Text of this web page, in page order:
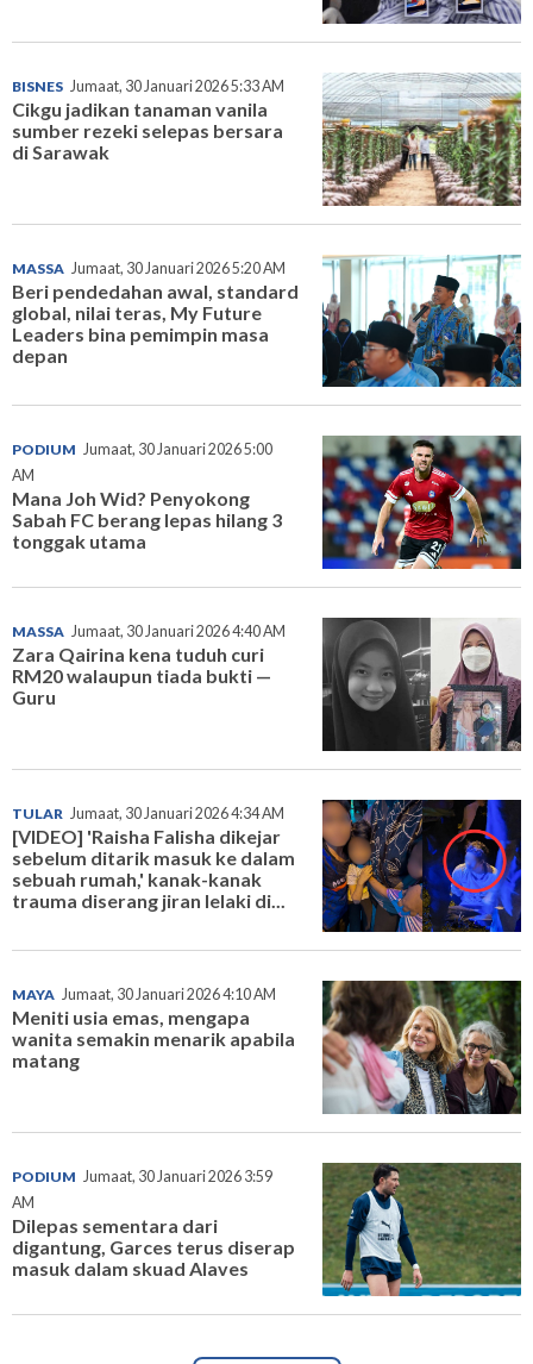
BISNES Jumaat, 30 Januari 2026 5:33 AM
Cikgu jadikan tanaman vanila
sumber rezeki selepas bersara
di Sarawak
MASSA Jumaat, 30 Januari 2026 5:20 AM
Beri pendedahan awal, standard
global, nilai teras, My Future
Leaders bina pemimpin masa
depan
PODIUM Jumaat, 30 Januari 2026 5:00
AM
Mana Joh Wid? Penyokong
Sabah FC berang lepas hilang 3
tonggak utama
MASSA Jumaat, 30 Januari 2026 4:40 AM
Zara Qairina kena tuduh curi
RM20 walaupun tiada bukti —
Guru
TULAR Jumaat, 30 Januari 2026 4:34 AM
[VIDEO] 'Raisha Falisha dikejar
sebelum ditarik masuk ke dalam
sebuah rumah,' kanak-kanak
trauma diserang jiran lelaki di...
MAYA Jumaat, 30 Januari 2026 4:10 AM
Meniti usia emas, mengapa
wanita semakin menarik apabila
matang
PODIUM Jumaat, 30 Januari 2026 3:59
AM
Dilepas sementara dari
digantung, Garces terus diserap
masuk dalam skuad Alaves